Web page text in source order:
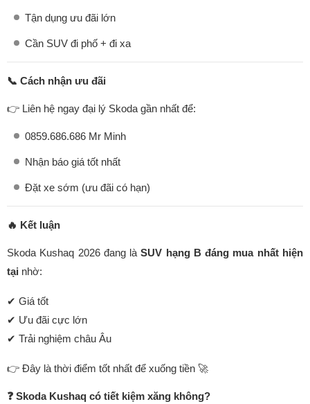
Tận dụng ưu đãi lớn
Cần SUV đi phố + đi xa
📞 Cách nhận ưu đãi
👉 Liên hệ ngay đại lý Skoda gần nhất để:
0859.686.686 Mr Minh
Nhận báo giá tốt nhất
Đặt xe sớm (ưu đãi có hạn)
🔥 Kết luận
Skoda Kushaq 2026 đang làSUV hạng B đáng mua nhất hiện
tại nhờ:
✔ Giá tốt
✔ Ưu đãi cực lớn
✔ Trải nghiệm châu Âu
👉 Đây là thời điểm tốt nhất để xuống tiền 🚀
❓ Skoda Kushaq có tiết kiệm xăng không?